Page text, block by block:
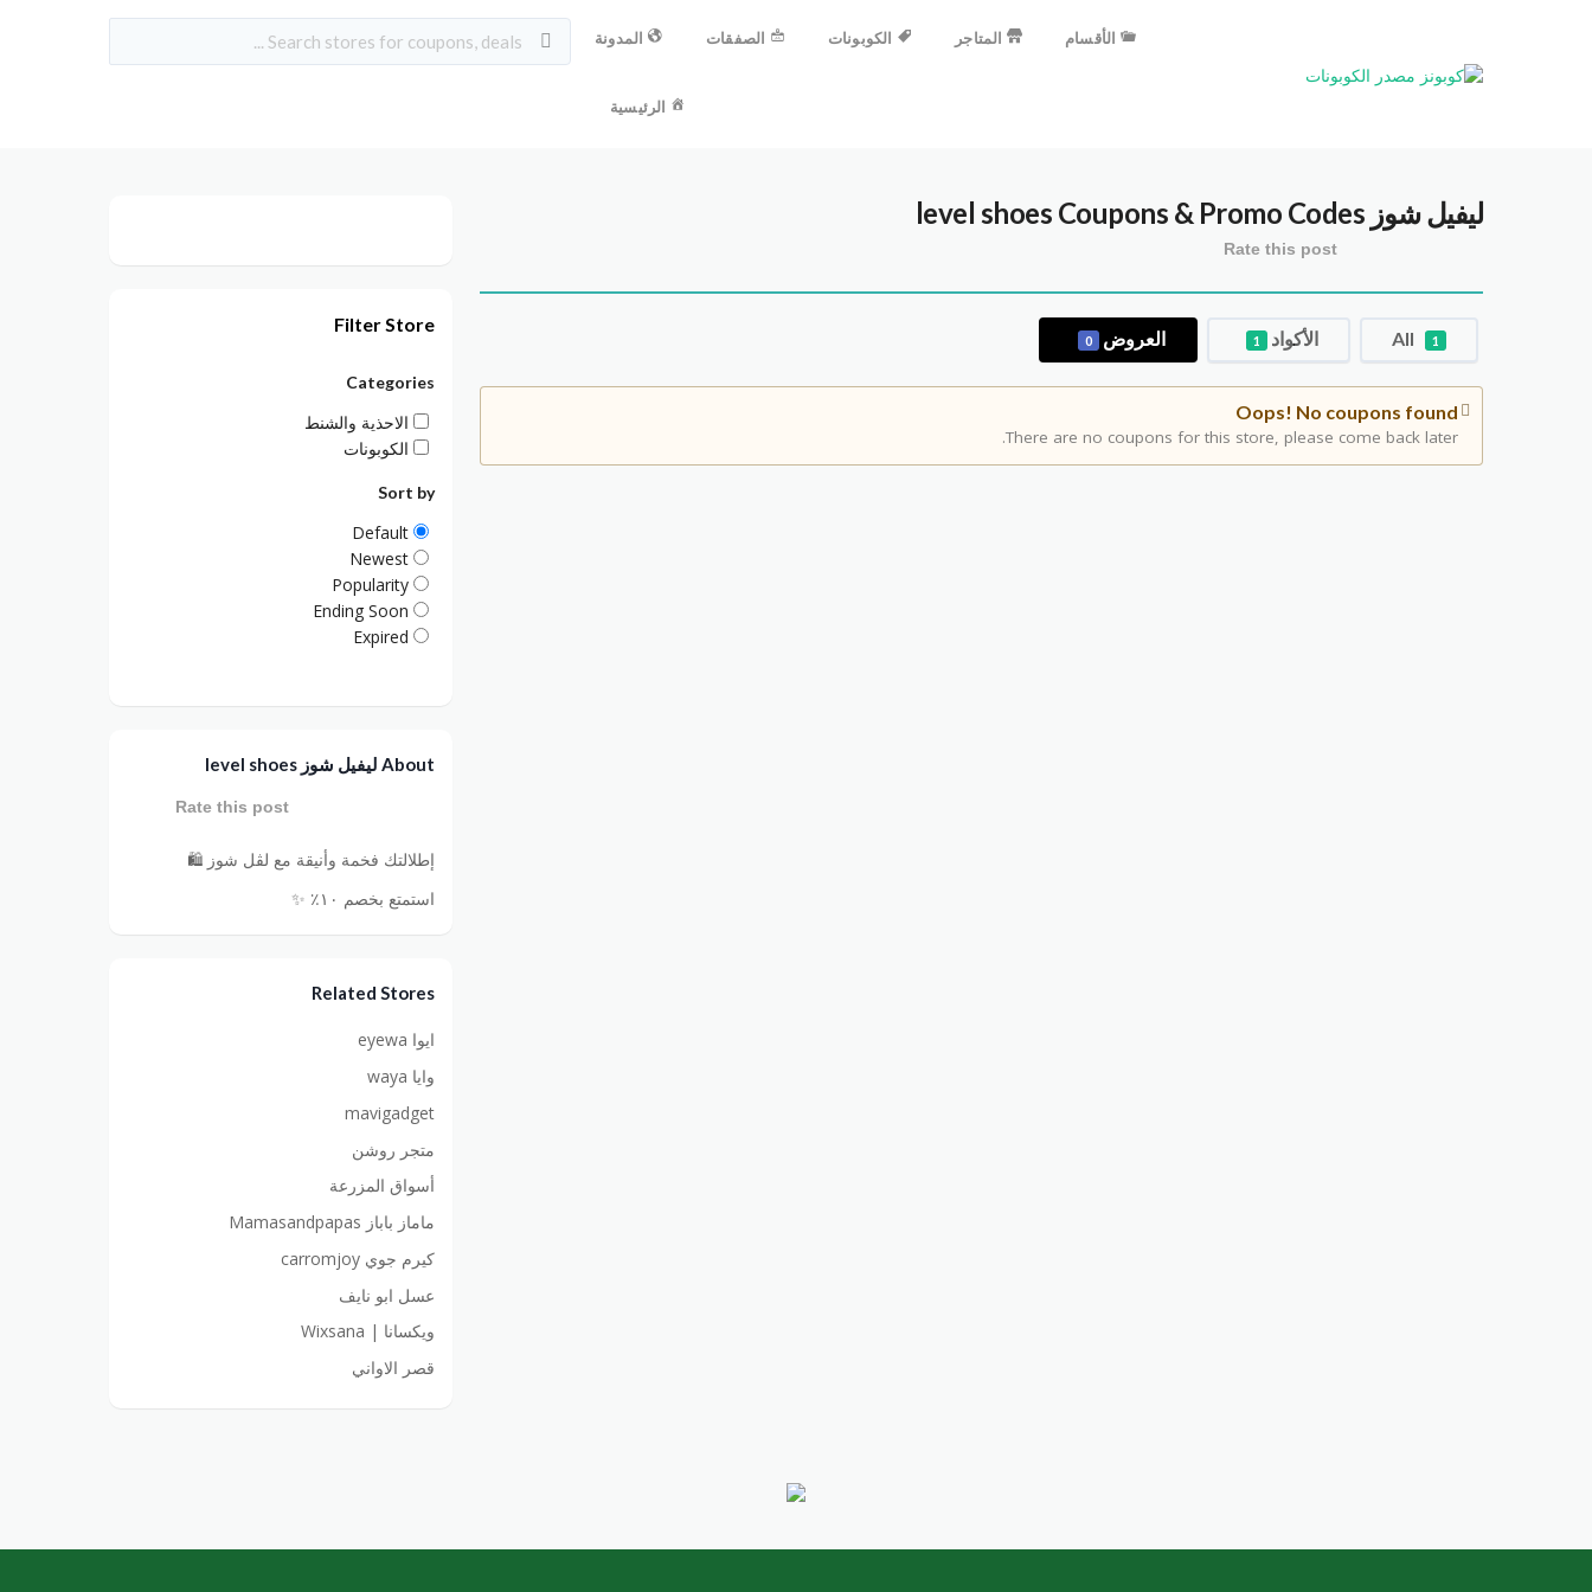
المدونة الصفقات الكوبونات المتاجر الأقسام
الرئيسية
ليفيل شوز level shoes Coupons & Promo Codes
Rate this post
All 1 الأكواد 1 العروض 0
Oops! No coupons found
There are no coupons for this store, please come back later.
Filter Store
Categories
الاحذية والشنط
الكوبونات
Sort by
Default
Newest
Popularity
Ending Soon
Expired
About ليفيل شوز level shoes
Rate this post
إطلالتك فخمة وأنيقة مع لڤل شوز 🛍️
استمتع بخصم ١٠٪‏ ✨
Related Stores
ايوا eyewa
وايا waya
mavigadget
متجر روشن
أسواق المزرعة
ماماز باباز Mamasandpapas
كيرم جوي carromjoy
عسل ابو نايف
ويكسانا | Wixsana
قصر الاواني